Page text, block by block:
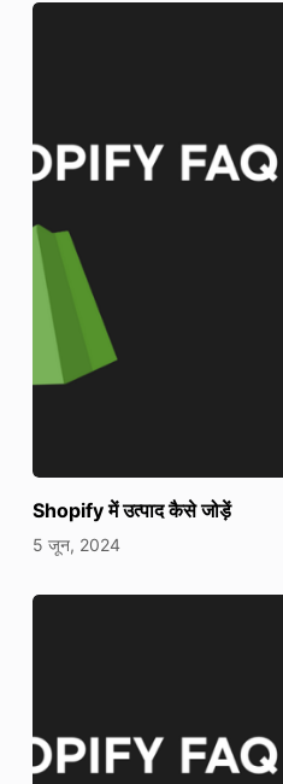
Shopify में उत्पाद कैसे जोड़ें
5 जून, 2024